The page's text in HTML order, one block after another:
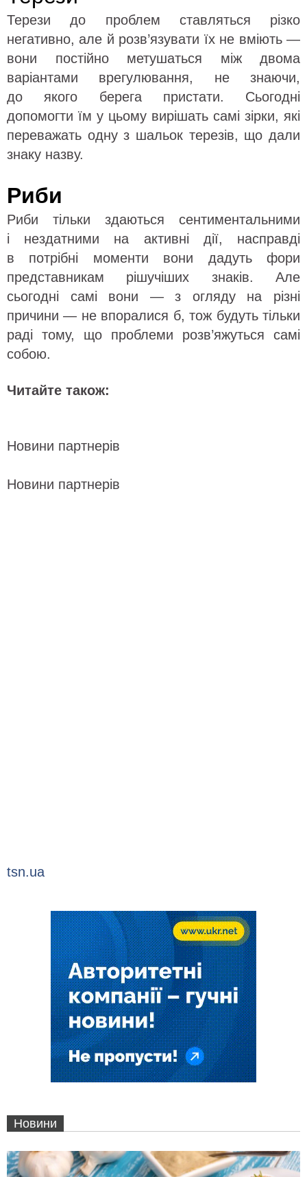
Терези до проблем ставляться різко
негативно, але й розв’язувати їх не вміють —
вони постійно метушаться між двома
варіантами врегулювання, не знаючи,
до якого берега пристати. Сьогодні
допомогти їм у цьому вирішать самі зірки, які
переважать одну з шальок терезів, що дали
знаку назву.
Риби
Риби тільки здаються сентиментальними
і нездатними на активні дії, насправді
в потрібні моменти вони дадуть фори
представникам рішучіших знаків. Але
сьогодні самі вони — з огляду на різні
причини — не впоралися б, тож будуть тільки
раді тому, що проблеми розв’яжуться самі
собою.
Читайте також:
Новини партнерів
Новини партнерів
tsn.ua
Новини